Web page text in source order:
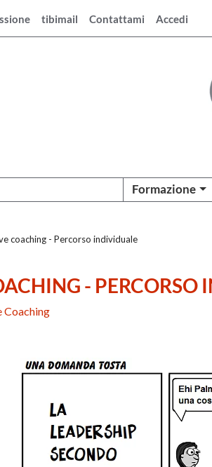
tibimail Contattami Accedi
Formazione
coaching - Percorso individuale
- PERCORSO
Coaching